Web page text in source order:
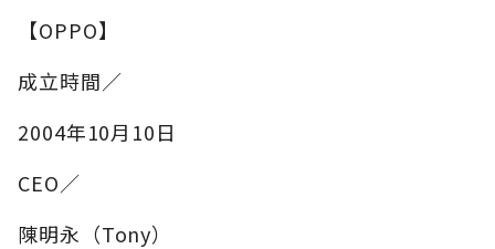
【OPPO】
成立時間∕
2004年10月10日
CEO∕
陳明永（Tony）